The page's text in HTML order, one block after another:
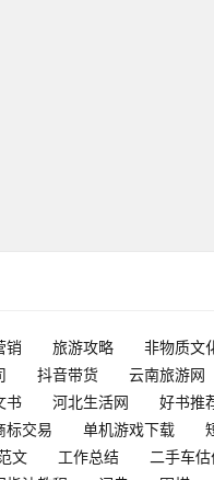
销 旅游攻略 非物质文
抖音带货 云南旅游网
书 河北生活网 好书推
标交易 单机游戏下载
文 工作总结 二手车